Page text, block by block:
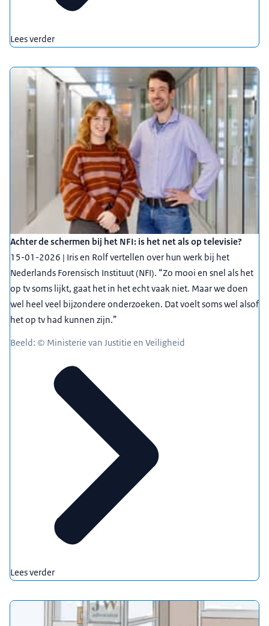
Lees verder
Achter de schermen bij het NFI: is het net als op televisie?
15-01-2026 | Iris en Rolf vertellen over hun werk bij het
Nederlands Forensisch Instituut (NFI). “Zo mooi en snel als het
op tv soms lijkt, gaat het in het echt vaak niet. Maar we doen
wel heel veel bijzondere onderzoeken. Dat voelt soms wel alsof
het op tv had kunnen zijn.”
Beeld: © Ministerie van Justitie en Veiligheid
Lees verder